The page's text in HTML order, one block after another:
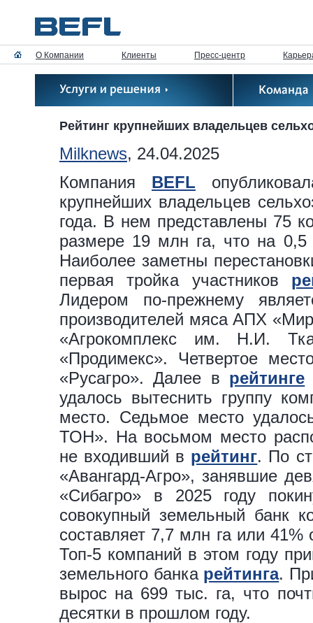
О Компании Клиенты Пресс-центр
Рейтинг крупнейших владельцев
Milknews, 24.04.2025
Компания BEFL
крупнейших владельцев
года. В нем представлены 75
размере 19 млн га, что на 0,5
Наиболее заметны
первая тройка участников
Лидером по-прежнему
производителей мяса АПХ
«Агрокомплекс им. Н.И.
«Продимекс». Четвертое
«Русагро». Далее в рейтинге
удалось вытеснить группу
место. Седьмое место
ТОН». На восьмом место
не входивший в рейтинг. По
«Авангард-Агро», занявшие
«Сибагро» в 2025 году
совокупный земельный банк
составляет 7,7 млн га или
Топ-5 компаний в этом году
земельного банка рейтинга.
вырос на 699 тыс. га, что
десятки в прошлом году.